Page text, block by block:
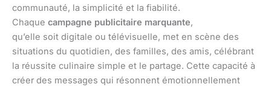
communauté, la simplicité et la fiabilité.
Chaque campagne publicitaire marquante,
qu’elle soit digitale ou télévisuelle, met en scène des
situations du quotidien, des familles, des amis, célébrant
la réussite culinaire simple et le partage. Cette capacité à
créer des messages qui résonnent émotionnellement